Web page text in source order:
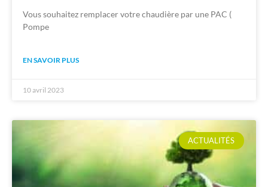
Vous souhaitez remplacer votre chaudière par une PAC (
Pompe
EN SAVOIR PLUS
10 avril 2023
ACTUALITÉS